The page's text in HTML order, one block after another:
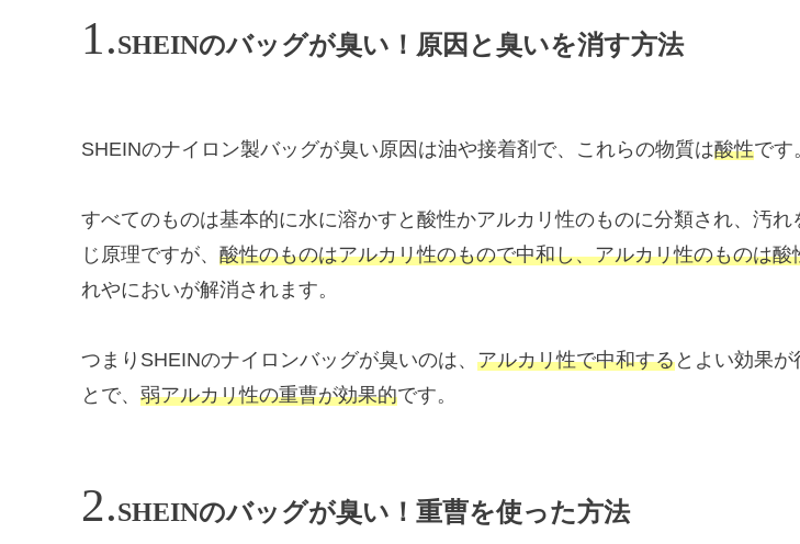
SHEINのバッグが臭い！原因と臭いを消す方法
SHEINのナイロン製バッグが臭い原因は油や接着剤で、これらの物質は酸性です
すべてのものは基本的に水に溶かすと酸性かアルカリ性のものに分類され、汚れ
じ原理ですが、 酸性のものはアルカリ性のもので中和し、アルカリ性のものは酸
れやにおいが解消されます。
つまりSHEINのナイロンバッグが臭いのは、 アルカリ性で中和するとよい効果
とで、 弱アルカリ性の重曹が効果的です。
SHEINのバッグが臭い！重曹を使った方法